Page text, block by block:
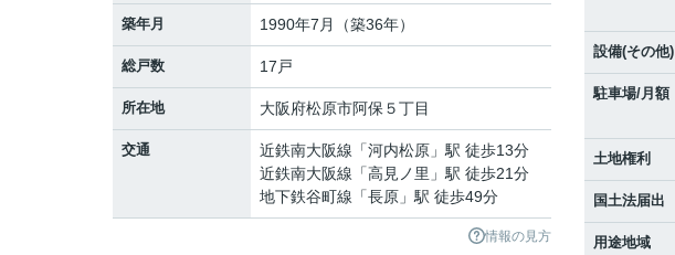
築年月 1990年7月（築36年）
総戸数 17戸
所在地 大阪府松原市阿保 ５丁目
交通 近鉄南大阪線 「河内松原 」駅 徒歩13分
近鉄南大阪線 「高見ノ里 」駅 徒歩21分
地下鉄谷町線 「長原 」駅 徒歩49分
情報の見方
設備(その他)
駐車場/月額
土地権利
国土法届出
用途地域